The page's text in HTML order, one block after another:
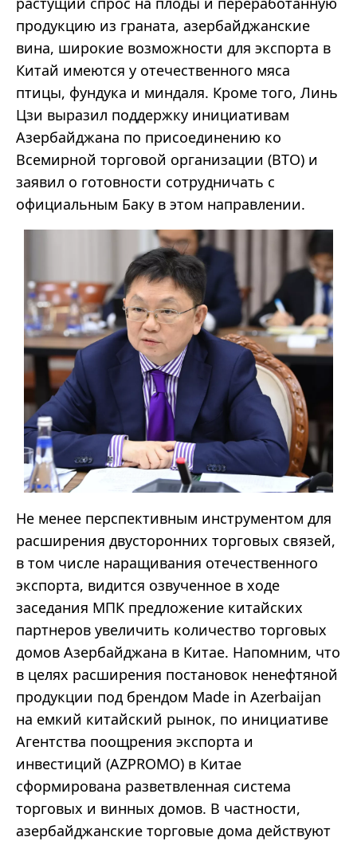
продукцию из граната, азербайджанские
вина, широкие возможности для экспорта в
Китай имеются у отечественного мяса
птицы, фундука и миндаля. Кроме того, Линь
Цзи выразил поддержку инициативам
Азербайджана по присоединению ко
Всемирной торговой организации (ВТО) и
заявил о готовности сотрудничать с
официальным Баку в этом направлении.
Не менее перспективным инструментом для
расширения двусторонних торговых связей,
в том числе наращивания отечественного
экспорта, видится озвученное в ходе
заседания МПК предложение китайских
партнеров увеличить количество торговых
домов Азербайджана в Китае. Напомним, что
в целях расширения постановок ненефтяной
продукции под брендом Made in Azerbaijan
на емкий китайский рынок, по инициативе
Агентства поощрения экспорта и
инвестиций (AZPROMO) в Китае
сформирована разветвленная система
торговых и винных домов. В частности,
азербайджанские торговые дома действуют